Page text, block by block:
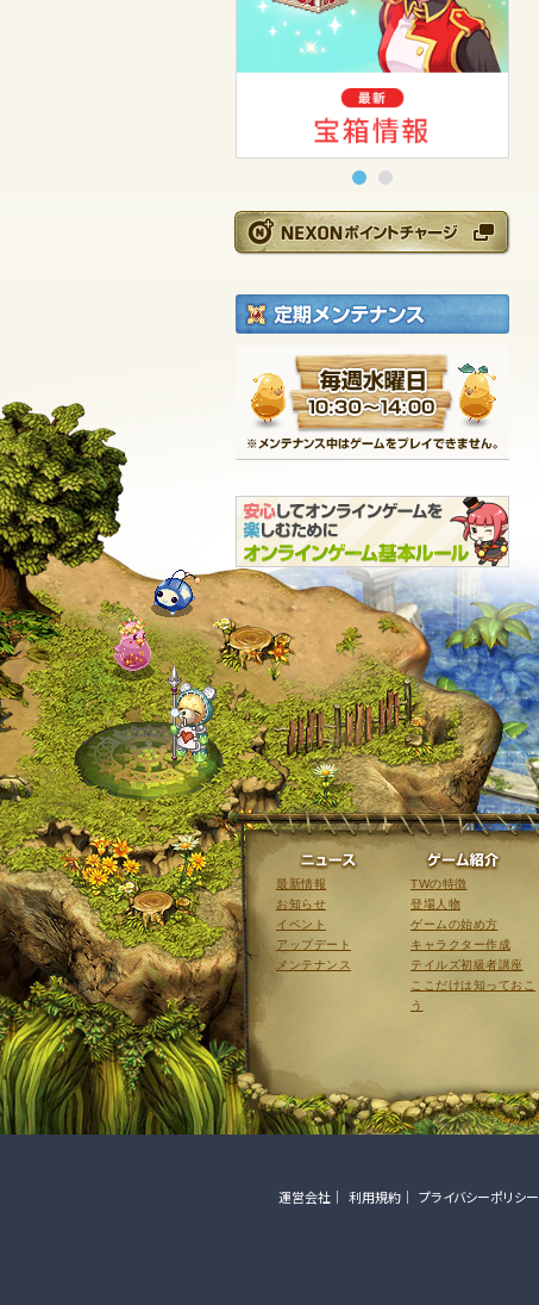
ニュース
最新情報
お知らせ
イベント
アップデート
メンテナンス
TWの特徴
登場人物
ゲームの始め方
キャラクター作成
テイルズ初級者講座
ここだけは知っておこ
う
運営会社 利用規約 プライバシーポリシー